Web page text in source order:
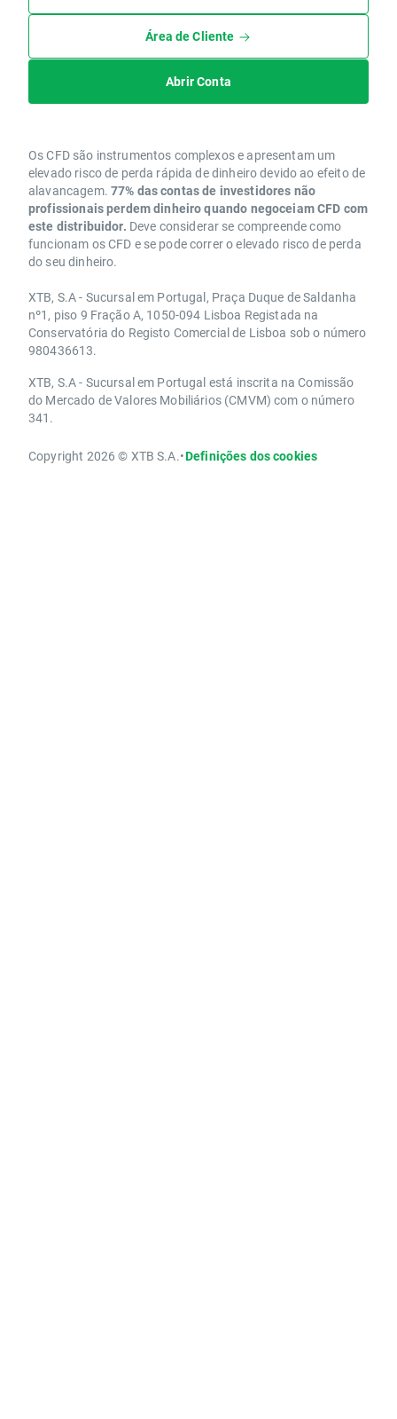
Área de Cliente
Abrir Conta
Os CFD são instrumentos complexos e apresentam um
elevado risco de perda rápida de dinheiro devido ao efeito de
alavancagem. 77% das contas de investidores não
profissionais perdem dinheiro quando negoceiam CFD com
este distribuidor. Deve considerar se compreende como
funcionam os CFD e se pode correr o elevado risco de perda
do seu dinheiro.
XTB, S.A - Sucursal em Portugal, Praça Duque de Saldanha
nº1, piso 9 Fração A, 1050-094 Lisboa Registada na
Conservatória do Registo Comercial de Lisboa sob o número
980436613.
XTB, S.A - Sucursal em Portugal está inscrita na Comissão
do Mercado de Valores Mobiliários (CMVM) com o número
341.
Copyright 2026 © XTB S.A.•Definições dos cookies